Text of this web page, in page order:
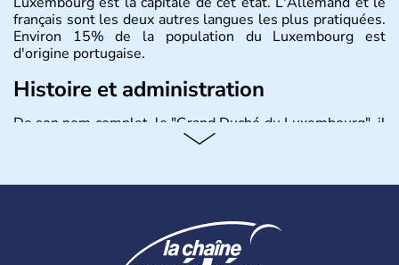
français sont les deux autres langues les plus pratiquées.
Environ 15% de la population du Luxembourg est
d'origine portugaise.
Histoire et administration
De son nom complet, le "Grand Duché du Luxembourg", il
s'agit d'un état de l'Union Européenne situé entre
celtes, les Romains puis les Francs ont historiquement
sous forme de monarchie constitutionnelle. Près de la
moitié de la richesse de l'état du Luxembourg provient
des ressources générées par l'activité financière.